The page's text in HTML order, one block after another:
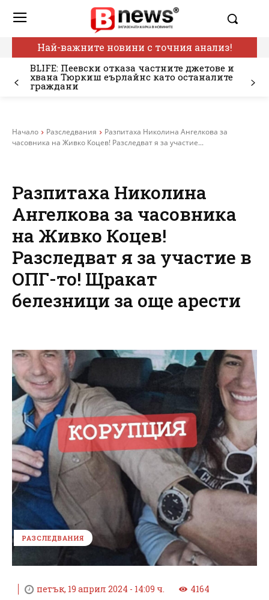
Най-важните новини с точния анализ!
BLIFE: Пеевски отказа частните джетове и
хвана Тюркиш еърлайнс като останалите
граждани
Начало Разследвания
Разпитаха Николина Ангелкова за
часовника на Живко Коцев! Разследват я за участие...
Разпитаха Николина
Ангелкова за часовника
на Живко Коцев!
Разследват я за участие в
ОПГ-то! Щракат
белезници за още арести
РАЗСЛЕДВАНИЯ
петък, 19 април 2024 - 14:09 ч. 4164